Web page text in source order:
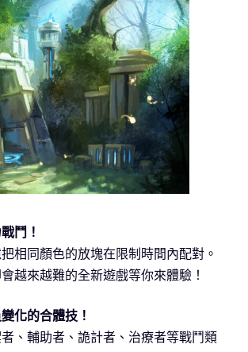
鬥！
相同顏色的放塊在限制時間內配對。
越來越難的全新遊戲等你來體驗！
化的合體技！
、輔助者、詭計者、治療者等戰鬥類